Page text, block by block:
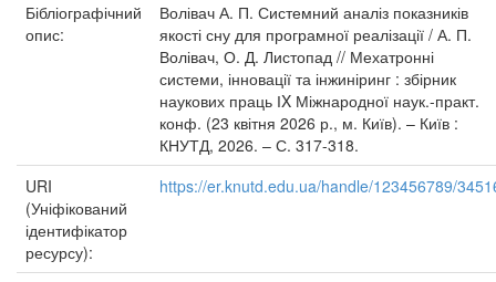
Бібліографічний
опис:
Волівач А. П. Системний аналіз показників
якості сну для програмної реалізації / А. П.
Волівач, О. Д. Листопад // Мехатронні
системи, інновації та інжиніринг : збірник
наукових праць ІX Міжнародної наук.-практ.
конф. (23 квітня 2026 р., м. Київ). – Київ :
КНУТД, 2026. – С. 317-318.
URI
(Уніфікований
ідентифікатор
ресурсу):
https://er.knutd.edu.ua/handle/123456789/